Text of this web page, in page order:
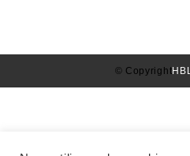
© Copyright